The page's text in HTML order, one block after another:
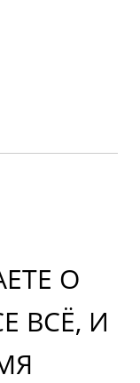
О
ВСЁ, И